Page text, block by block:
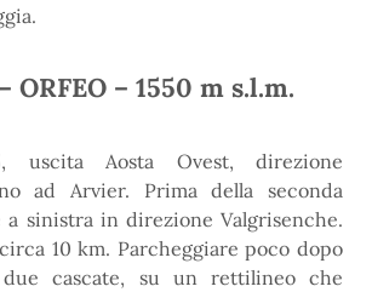
ORFEO – 1550 m s.l.m.
uscita Aosta Ovest, direzione
ad Arvier. Prima della seconda
a sinistra in direzione Valgrisenche.
10 km. Parcheggiare poco dopo
cascate, su un rettilineo che